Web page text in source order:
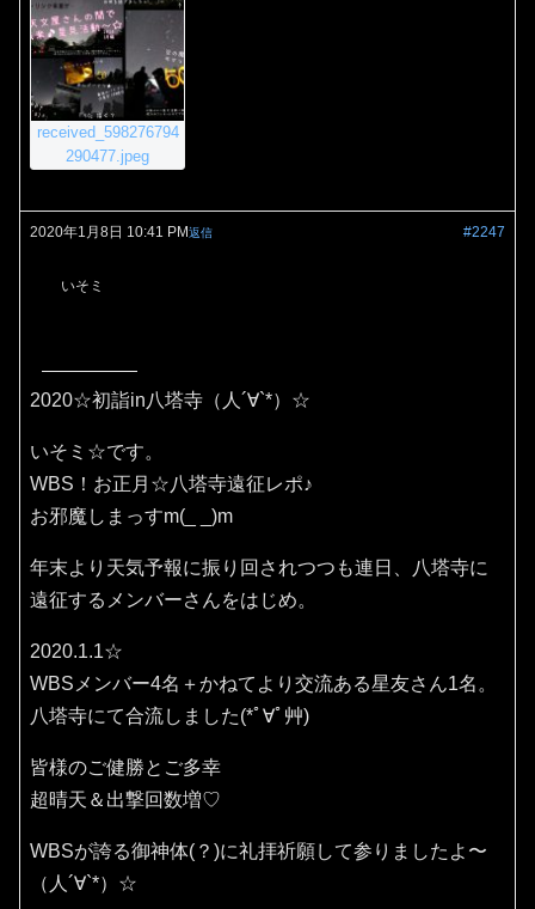
received_598276794
290477.jpeg
2020年1月8日 10:41 PM #2247
返信
いそミ
2020☆初詣in八塔寺（人´∀`*）☆
いそミ☆です。
WBS！お正月☆八塔寺遠征レポ♪
お邪魔しまっすm(_ _)m
年末より天気予報に振り回されつつも連日、八塔寺に
遠征するメンバーさんをはじめ。
2020.1.1☆
WBSメンバー4名＋かねてより交流ある星友さん1名。
八塔寺にて合流しました(*ﾟ∀ﾟ艸)
皆様のご健勝とご多幸
超晴天＆出撃回数増♡
WBSが誇る御神体(？)に礼拝祈願して参りましたよ〜
（人´∀`*）☆